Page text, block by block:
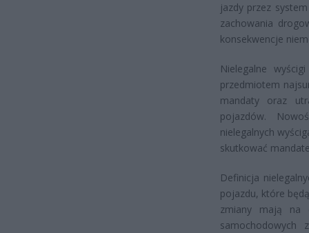
jazdy przez
zachowania
konsekwencje
Nielegalne
przedmiotem
mandaty oraz
pojazdów.
nielegalnych
skutkować
Definicja
pojazdu, które
zmiany mają na